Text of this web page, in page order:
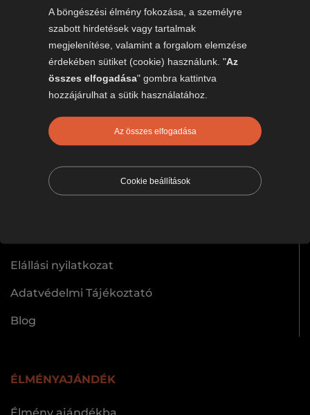
Quad túra
Tank vezetés
GAZ 66 élményvezetés
Polaris élményvezetések
Off-Road terepjáró vezetés
VÁSÁRLÓINKNAK
Elállási nyilatkozat
Adatvédelmi Tájékoztató
Blog
ÉLMÉNYAJÁNDÉK
A böngészési élmény fokozása, a személyre
szabott hirdetések vagy tartalmak
megjelenítése, valamint a forgalom elemzése
érdekében sütiket (cookie) használunk. "Az
összes elfogadása" gombra kattintva
hozzájárulhat a sütik használatához.
Az összes elfogadása
Cookie beállítások